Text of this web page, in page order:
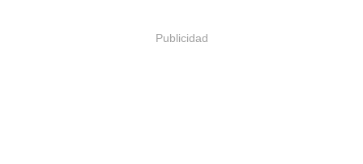
Publicidad